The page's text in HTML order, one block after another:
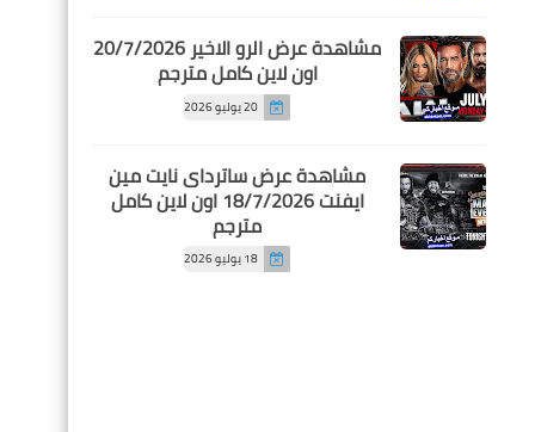
مشاهدة عرض الرو الاخير 20/7/2026
اون لاين كامل مترجم
20 يوليو 2026
مشاهدة عرض ساترداى نايت مين
ايفنت 18/7/2026 اون لاين كامل
مترجم
18 يوليو 2026